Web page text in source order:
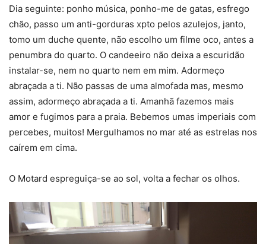
Dia seguinte: ponho música, ponho-me de gatas, esfrego
chão, passo um anti-gorduras xpto pelos azulejos, janto,
tomo um duche quente, não escolho um filme oco, antes a
penumbra do quarto. O candeeiro não deixa a escuridão
instalar-se, nem no quarto nem em mim. Adormeço
abraçada a ti. Não passas de uma almofada mas, mesmo
assim, adormeço abraçada a ti. Amanhã fazemos mais
amor e fugimos para a praia. Bebemos umas imperiais com
percebes, muitos! Mergulhamos no mar até as estrelas nos
caírem em cima.
O Motard espreguiça-se ao sol, volta a fechar os olhos.